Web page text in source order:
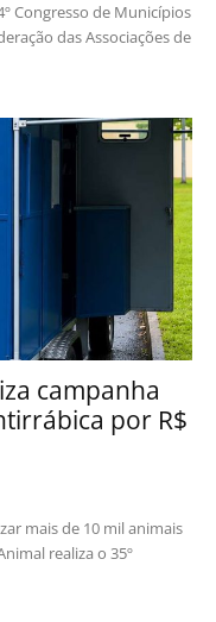
Congresso de Municípios
das Associações de
campanha
por R$
realiza o 35º